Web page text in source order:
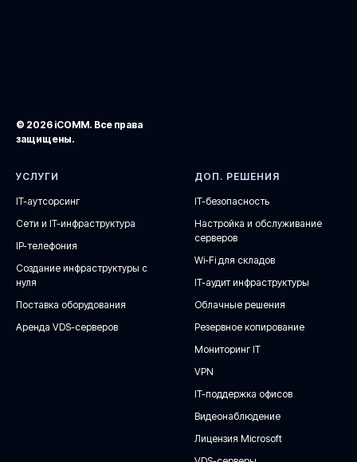
© 2026 iCOMM. Все права
защищены.
УСЛУГИ
IT-аутсорсинг
Сети и IT-инфраструктура
IP-телефония
Создание инфраструктуры с
нуля
Поставка оборудования
Аренда VDS-серверов
ДОП. РЕШЕНИЯ
IT-безопасность
Настройка и обслуживание
серверов
Wi-Fi для складов
IT-аудит инфраструктуры
Облачные решения
Резервное копирование
Мониторинг IT
VPN
IT-поддержка офисов
Видеонаблюдение
Лицензия Microsoft